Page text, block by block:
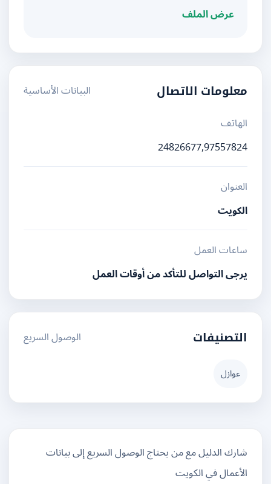
عرض الملف
معلومات الاتصال
البيانات الأساسية
الهاتف
24826677,97557824
العنوان
الكويت
ساعات العمل
يرجى التواصل للتأكد من أوقات العمل
التصنيفات الوصول السريع
شارك الدليل مع من يحتاج الوصول السريع إلى بيانات
الأعمال في الكويت